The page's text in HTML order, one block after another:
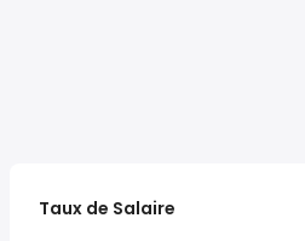
Taux de Salaire